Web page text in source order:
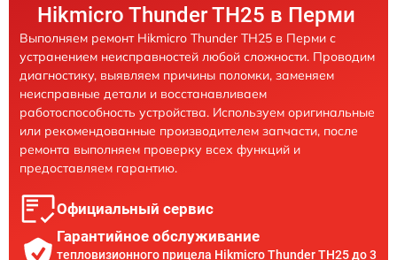
Hikmicro Thunder TH25 в Перми
Выполняем ремонт Hikmicro Thunder TH25 в Перми с
устранением неисправностей любой сложности. Проводим
диагностику, выявляем причины поломки, заменяем
неисправные детали и восстанавливаем
работоспособность устройства. Используем оригинальные
или рекомендованные производителем запчасти, после
ремонта выполняем проверку всех функций и
предоставляем гарантию.
Официальный сервис
Гарантийное обслуживание
тепловизионного прицела Hikmicro Thunder TH25 до 3